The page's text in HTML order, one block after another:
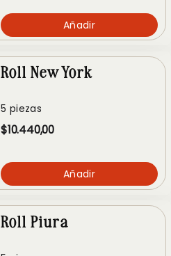
Añadir
Roll New York
5 piezas
$10.440,00
Añadir
Roll Piura